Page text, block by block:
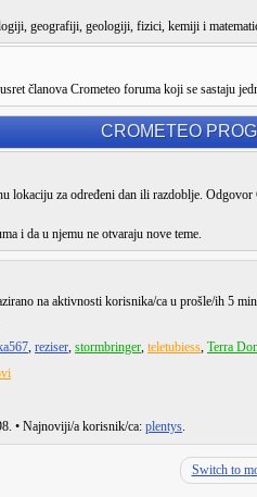
geografiji, geologiji, fizici, kemiji i
članova Crometeo foruma koji se sastaju
CROMETEO
lokaciju za određeni dan ili razdoblje. Odgovor
i da u njemu ne otvaraju nove teme.
na aktivnosti korisnika/ca u prošle/ih 5
, reziser, stormbringer, teletubiess, Terra
. • Najnoviji/a korisnik/ca: plentys.
Switch to